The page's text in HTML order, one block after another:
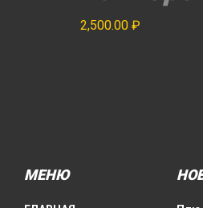
2,500.00 ₽
МЕНЮ